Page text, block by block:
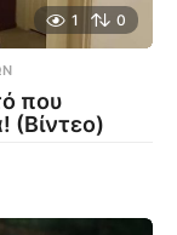
1 0
που
(Βίντεο)